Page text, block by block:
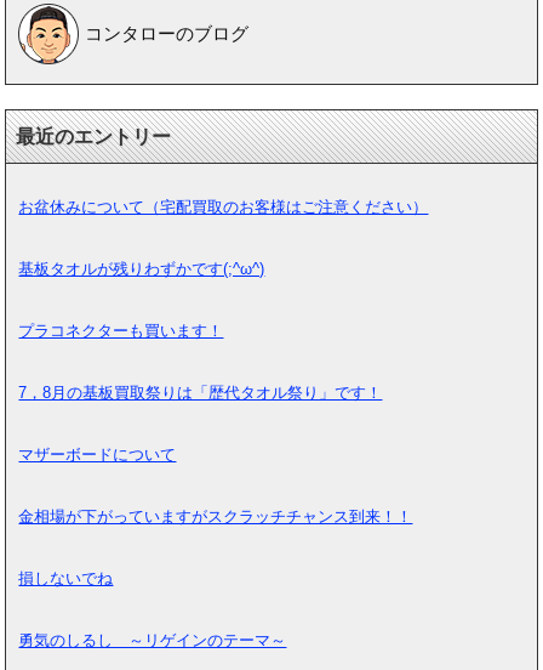
コンタローのブログ
最近のエントリー
お盆休みについて（宅配買取のお客様はご注意ください）
基板タオルが残りわずかです(;^ω^)
プラコネクターも買います！
7，8月の基板買取祭りは「歴代タオル祭り」です！
マザーボードについて
金相場が下がっていますがスクラッチチャンス到来！！
損しないでね
勇気のしるし ～リゲインのテーマ～